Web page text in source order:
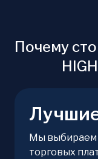
Почему
Мы выбираем
торговых